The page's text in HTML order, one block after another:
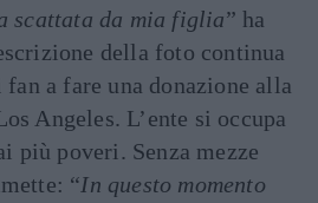
scattata da mia figlia” ha
della foto continua
a fare una donazione alla
Angeles. L’ente si occupa
più poveri. Senza mezze
“In questo momento